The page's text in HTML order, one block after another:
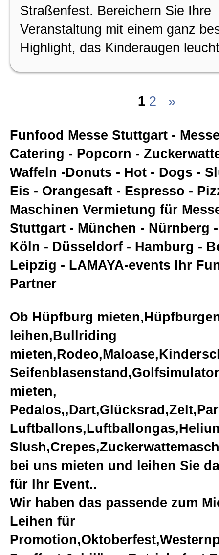
Straßenfest. Bereichern Sie Ihre
Veranstaltung mit einem ganz
Highlight, das Kinderaugen
1 2 »
Funfood Messe Stuttgart -
Catering - Popcorn -
Waffeln -Donuts - Hot - Dogs -
Eis - Orangesaft - Espresso -
Maschinen Vermietung für
Stuttgart - München - Nürnberg
Köln - Düsseldorf - Hamburg -
Leipzig - LAMAYA-events Ihr
Partner
Ob Hüpfburg
leihen,Bullriding
mieten,
bei uns mieten und leihen Sie
für Ihr Event..
Wir haben das passende zum
Leihen für